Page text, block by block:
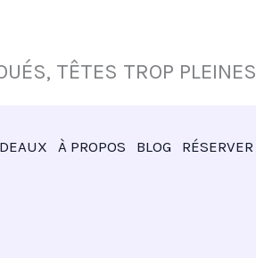
TÊTES TROP PLEINES
À PROPOS BLOG RÉSERVER